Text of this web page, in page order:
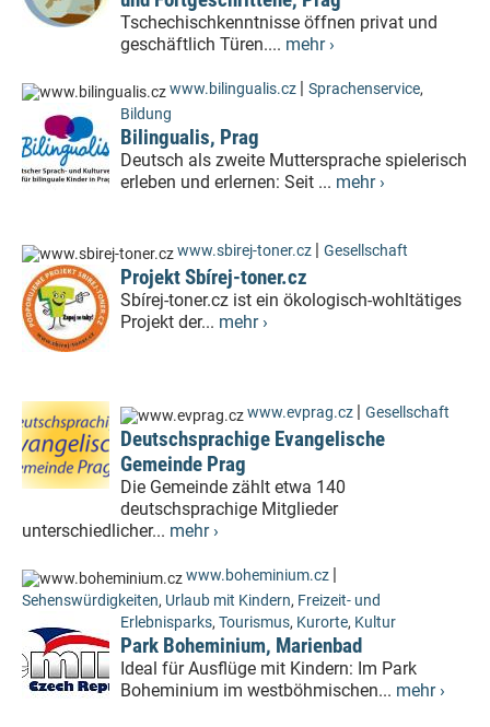
Tschechischkenntnisse öffnen privat und
geschäftlich Türen.... mehr ›
www.bilingualis.cz | Sprachenservice,
Bildung
Bilingualis, Prag
Deutsch als zweite Muttersprache spielerisch
erleben und erlernen: Seit ... mehr ›
www.sbirej-toner.cz | Gesellschaft
Projekt Sbírej-toner.cz
Sbírej-toner.cz ist ein ökologisch-wohltätiges
Projekt der... mehr ›
www.evprag.cz | Gesellschaft
Deutschsprachige Evangelische
Gemeinde Prag
Die Gemeinde zählt etwa 140
deutschsprachige Mitglieder
unterschiedlicher... mehr ›
www.boheminium.cz |
Sehenswürdigkeiten, Urlaub mit Kindern, Freizeit- und
Erlebnisparks, Tourismus, Kurorte, Kultur
Park Boheminium, Marienbad
Ideal für Ausflüge mit Kindern: Im Park
Boheminium im westböhmischen... mehr ›